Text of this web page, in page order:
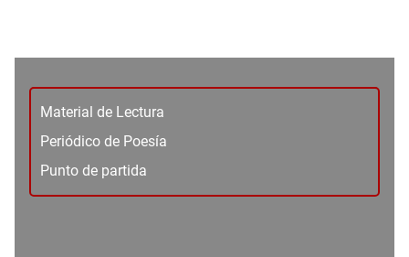
Material de Lectura
Periódico de Poesía
Punto de partida